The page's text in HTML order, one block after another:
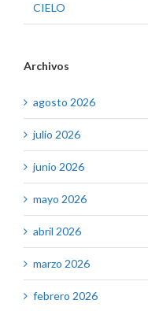
CIELO
Archivos
agosto 2026
julio 2026
junio 2026
mayo 2026
abril 2026
marzo 2026
febrero 2026